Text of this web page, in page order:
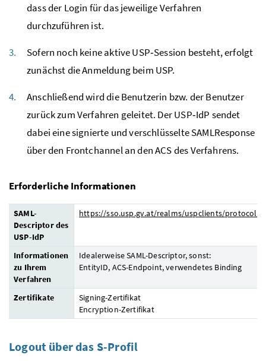
dass der Login für das jeweilige Verfahren
durchzuführen ist.
Sofern noch keine aktive USP‑Session besteht, erfolgt
zunächst die Anmeldung beim USP.
Anschließend wirddie Benutzerin bzw. der Benutzer
zurück zum Verfahren geleitet. Der USP‑IdP sendet
dabei eine signierte und verschlüsselte SAMLResponse
über den Frontchannel an den ACS des Verfahrens.
Erforderliche Informationen
SAML-
Descriptor des
USP-IdP
https://sso.usp.gv.at/realms/uspclients/protocol/
Informationen
zu Ihrem
Verfahren
Idealerweise SAML-Descriptor, sonst:
EntityID, ACS-Endpoint, verwendetes Binding
Zertifikate
Signing-Zertifikat
Encryption-Zertifikat
Logout über das S-Profil